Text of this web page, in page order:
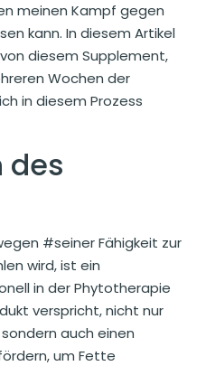
meinen Kampf gegen
kann. In diesem Artikel
diesem Supplement,
Wochen der
in diesem Prozess
des
#seiner Fähigkeit zur
wird, ist ein
in der Phytotherapie
verspricht, nicht nur
auch einen
um Fette